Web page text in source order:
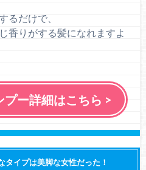
るだけで、
香りがする髪になれますよ
プー詳細はこちら >
タイプは美脚な女性だった！